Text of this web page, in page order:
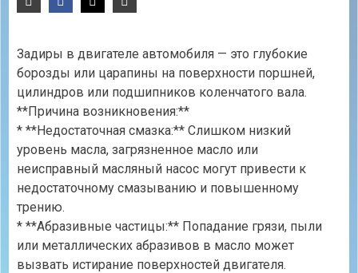
Задиры в двигателе автомобиля — это глубокие
борозды или царапины на поверхности поршней,
цилиндров или подшипников коленчатого вала.
**Причина возникновения:**
* **Недостаточная смазка:** Слишком низкий
уровень масла, загрязненное масло или
неисправный масляный насос могут привести к
недостаточному смазыванию и повышенному
трению.
* **Абразивные частицы:** Попадание грязи, пыли
или металлических абразивов в масло может
вызвать истирание поверхностей двигателя.